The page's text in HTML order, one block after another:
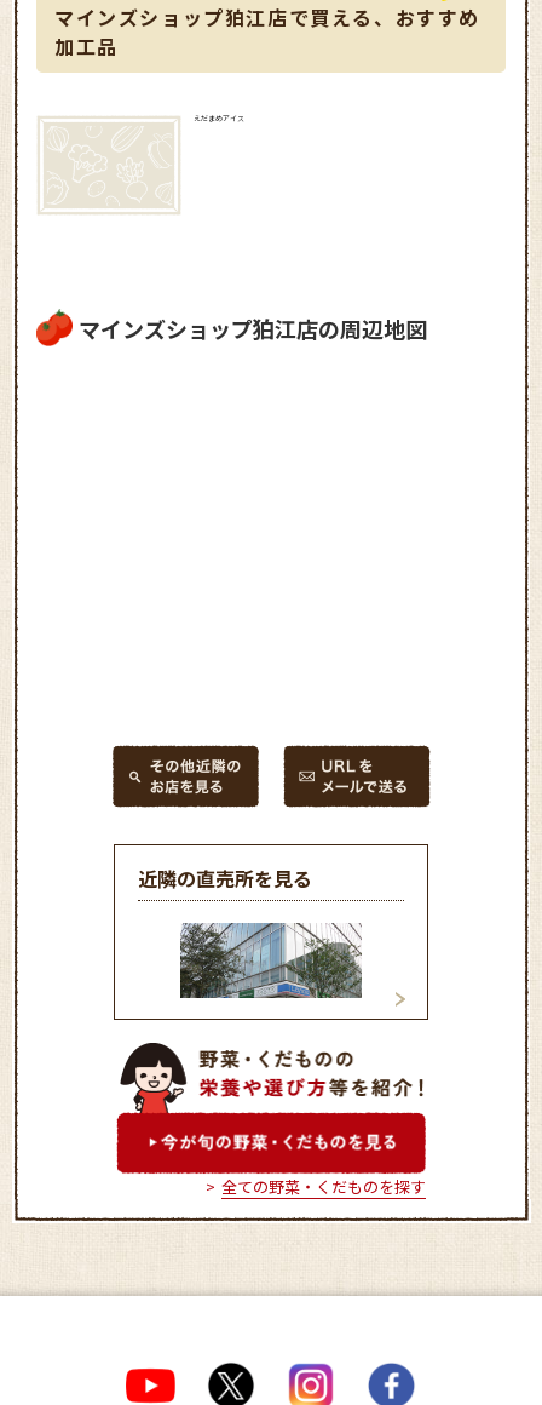
マインズショップ狛江店で買える、おすすめ
加工品
えだまめアイス
マインズショップ狛江店の周辺地図
近隣の直売所を見る
マインズショップ調布サウ
スゲ－トビル店
マインズショッ
全ての野菜・くだものを探す